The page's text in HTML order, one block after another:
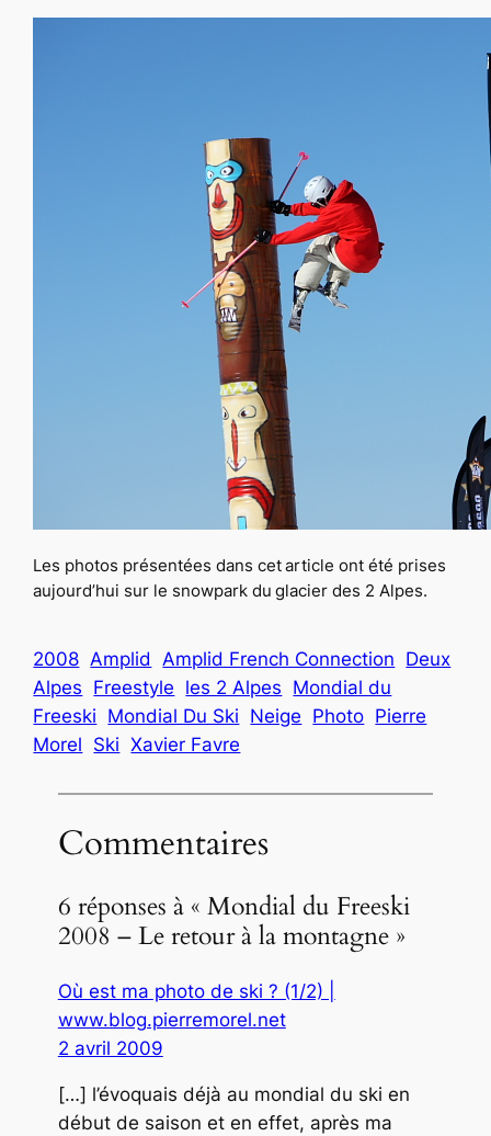
Les photos présentées dans cet article ont été prises
aujourd’hui sur le snowpark du glacier des 2 Alpes.
2008 Amplid Amplid French Connection Deux
Alpes Freestyle les 2 Alpes Mondial du
Freeski Mondial Du Ski Neige Photo Pierre
Morel Ski Xavier Favre
Commentaires
6 réponses à « Mondial du Freeski
2008 – Le retour à la montagne »
Où est ma photo de ski ? (1/2) |
www.blog.pierremorel.net
2 avril 2009
[…] l’évoquais déjà au mondial du ski en
début de saison et en effet, après ma